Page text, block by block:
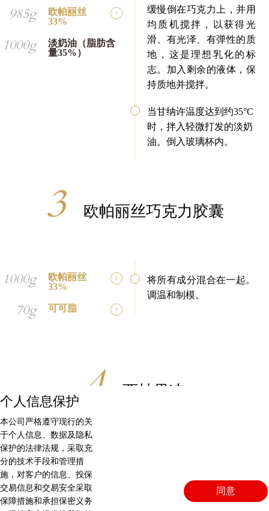
985g
欧帕丽丝
33%
1000g
淡奶油（脂肪含
量35%）
缓慢倒在巧克力上，并用
均质机搅拌，以获得光
滑、有光泽、有弹性的质
地，这是理想乳化的标
志。加入剩余的液体，保
持质地并搅拌。
当甘纳许温度达到约35°C
时，拌入轻微打发的淡奶
油。倒入玻璃杯内。
欧帕丽丝巧克力胶囊
1000g
欧帕丽丝
33%
70g 可可脂
将所有成分混合在一起。
调温和制模。
530g 西柚汁
60g 细砂糖
明胶片
剩余的西柚汁。
个人信息保护
本公司严格遵守现行的关
于个人信息、数据及隐私
保护的法律法规，采取充
分的技术手段和管理措
施，对客户的信息、投保
交易信息和交易安全采取
保障措施和承担保密义务
同意